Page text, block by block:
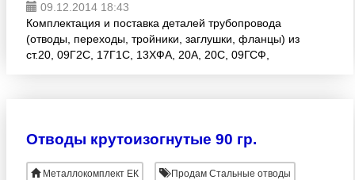
09.12.2014 18:43
Комплектация и поставка деталей трубопровода
(отводы, переходы, тройники, заглушки, фланцы) из
ст.20, 09Г2С, 17Г1С, 13ХФА, 20А, 20С, 09ГСФ,
Отводы крутоизогнутые 90 гр.
Металлокомплект ЕК Продам Стальные отводы